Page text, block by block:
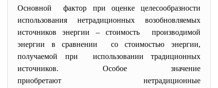
Основной фактор при оценке целесообразности
использования нетрадиционных возобновляемых
источников энергии – стоимость производимой
энергии в сравнении со стоимостью энергии,
получаемой при использовании традиционных
источников. Особое значение
приобретают нетрадиционные